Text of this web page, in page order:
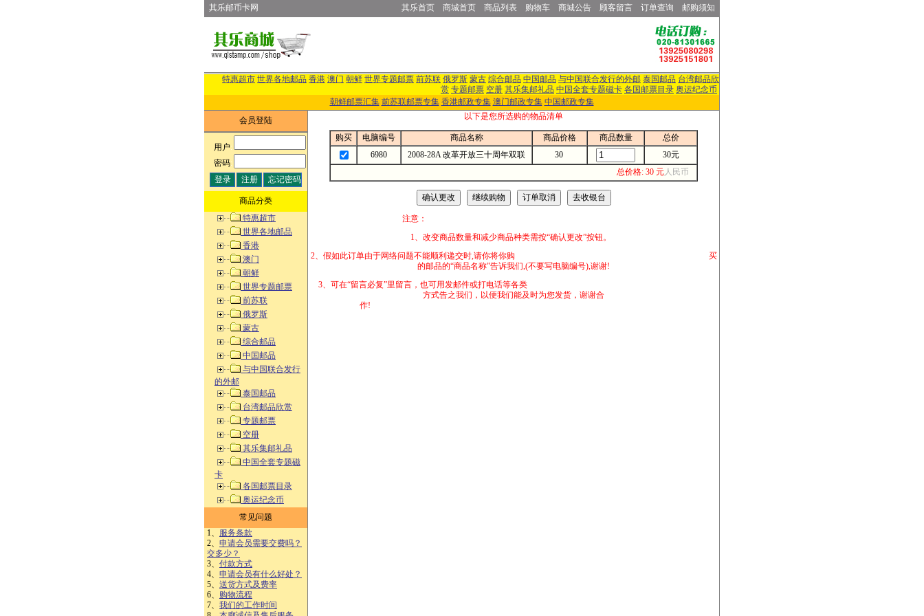
其乐邮币卡网 其乐首页 商城首页 商品列表 购物车 商城公告 顾客留言 订单查询 邮购须知
特惠超市 世界各地邮品 香港 澳门 朝鲜 世界专题邮票 前苏联 俄罗斯 蒙古 综合邮品 中国邮品 与中国联合发行的外邮 泰国邮品 台湾邮品欣
赏 专题邮票 空册 其乐集邮礼品 中国全套专题磁卡 各国邮票目录 奥运纪念币
朝鲜邮票汇集 前苏联邮票专集 香港邮政专集 澳门邮政专集 中国邮政专集
会员登陆
用户:
密码:
商品分类
特惠超市
世界各地邮品
香港
澳门
朝鲜
世界专题邮票
前苏联
俄罗斯
蒙古
综合邮品
中国邮品
与中国联合发行
的外邮
泰国邮品
台湾邮品欣赏
专题邮票
空册
其乐集邮礼品
中国全套专题磁
卡
各国邮票目录
奥运纪念币
常见问题
1、 服务条款
2、 申请会员需要交费吗？
交多少？
3、 付款方式
4、 申请会员有什么好处？
5、 送货方式及费率
6、 购物流程
7、 我们的工作时间
以下是您所选购的物品清单
购买 电脑编号 商品名称 商品价格 商品数量
总价
6980
2008-28A 改革开放三十周年双联 30
30元
总价格: 30 元人民币
注意：
1、改变商品数量和减少商品种类需按“确认更改”按钮。
2、假如此订单由于网络问题不能顺利递交时,请你将你购 买
的邮品的“商品名称”告诉我们,(不要写电脑编号),谢谢!
3、可在“留言必复”里留言，也可用发邮件或打电话等各类
方式告之我们，以便我们能及时为您发货，谢谢合
作!